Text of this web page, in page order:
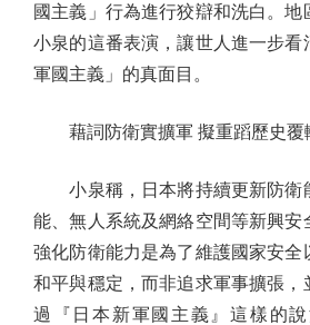
國主義」行為進行狡辯和洗白。地
小泉的這番表演，讓世人進一步看
軍國主義」的真面目。
藉詞防衛實擴軍 擬重蹈歷史覆
小泉稱，日本將持續更新防衛
能、無人系統及網絡空間等新興安
強化防衛能力是為了維護國家安全
和平與穩定，而非追求軍事擴張，
過『日本新軍國主義』這樣的